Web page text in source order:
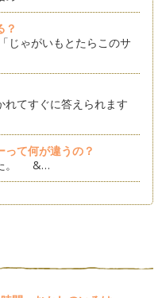
？
じゃがいもとたらこのサ
てすぐに答えられます
て何が違うの？
た。 &…
。旬のお野菜はパワーに満
…